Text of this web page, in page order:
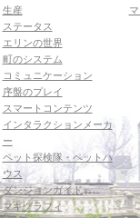
生産
ステータス
エリンの世界
町のシステム
コミュニケーション
序盤のプレイ
スマートコンテンツ
インタラクションメーカ
ー
ペット探検隊・ペットハ
ウス
ダンジョンガイド
マギグラフィ